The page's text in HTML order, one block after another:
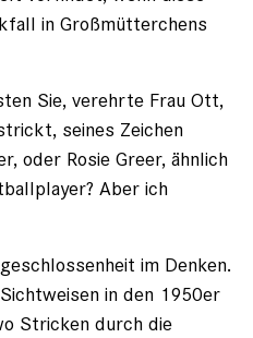
in Großmütterchens
Sie, verehrte Frau Ott,
seines Zeichen
oder Rosie Greer, ähnlich
Aber ich
im Denken.
in den 1950er
Stricken durch die